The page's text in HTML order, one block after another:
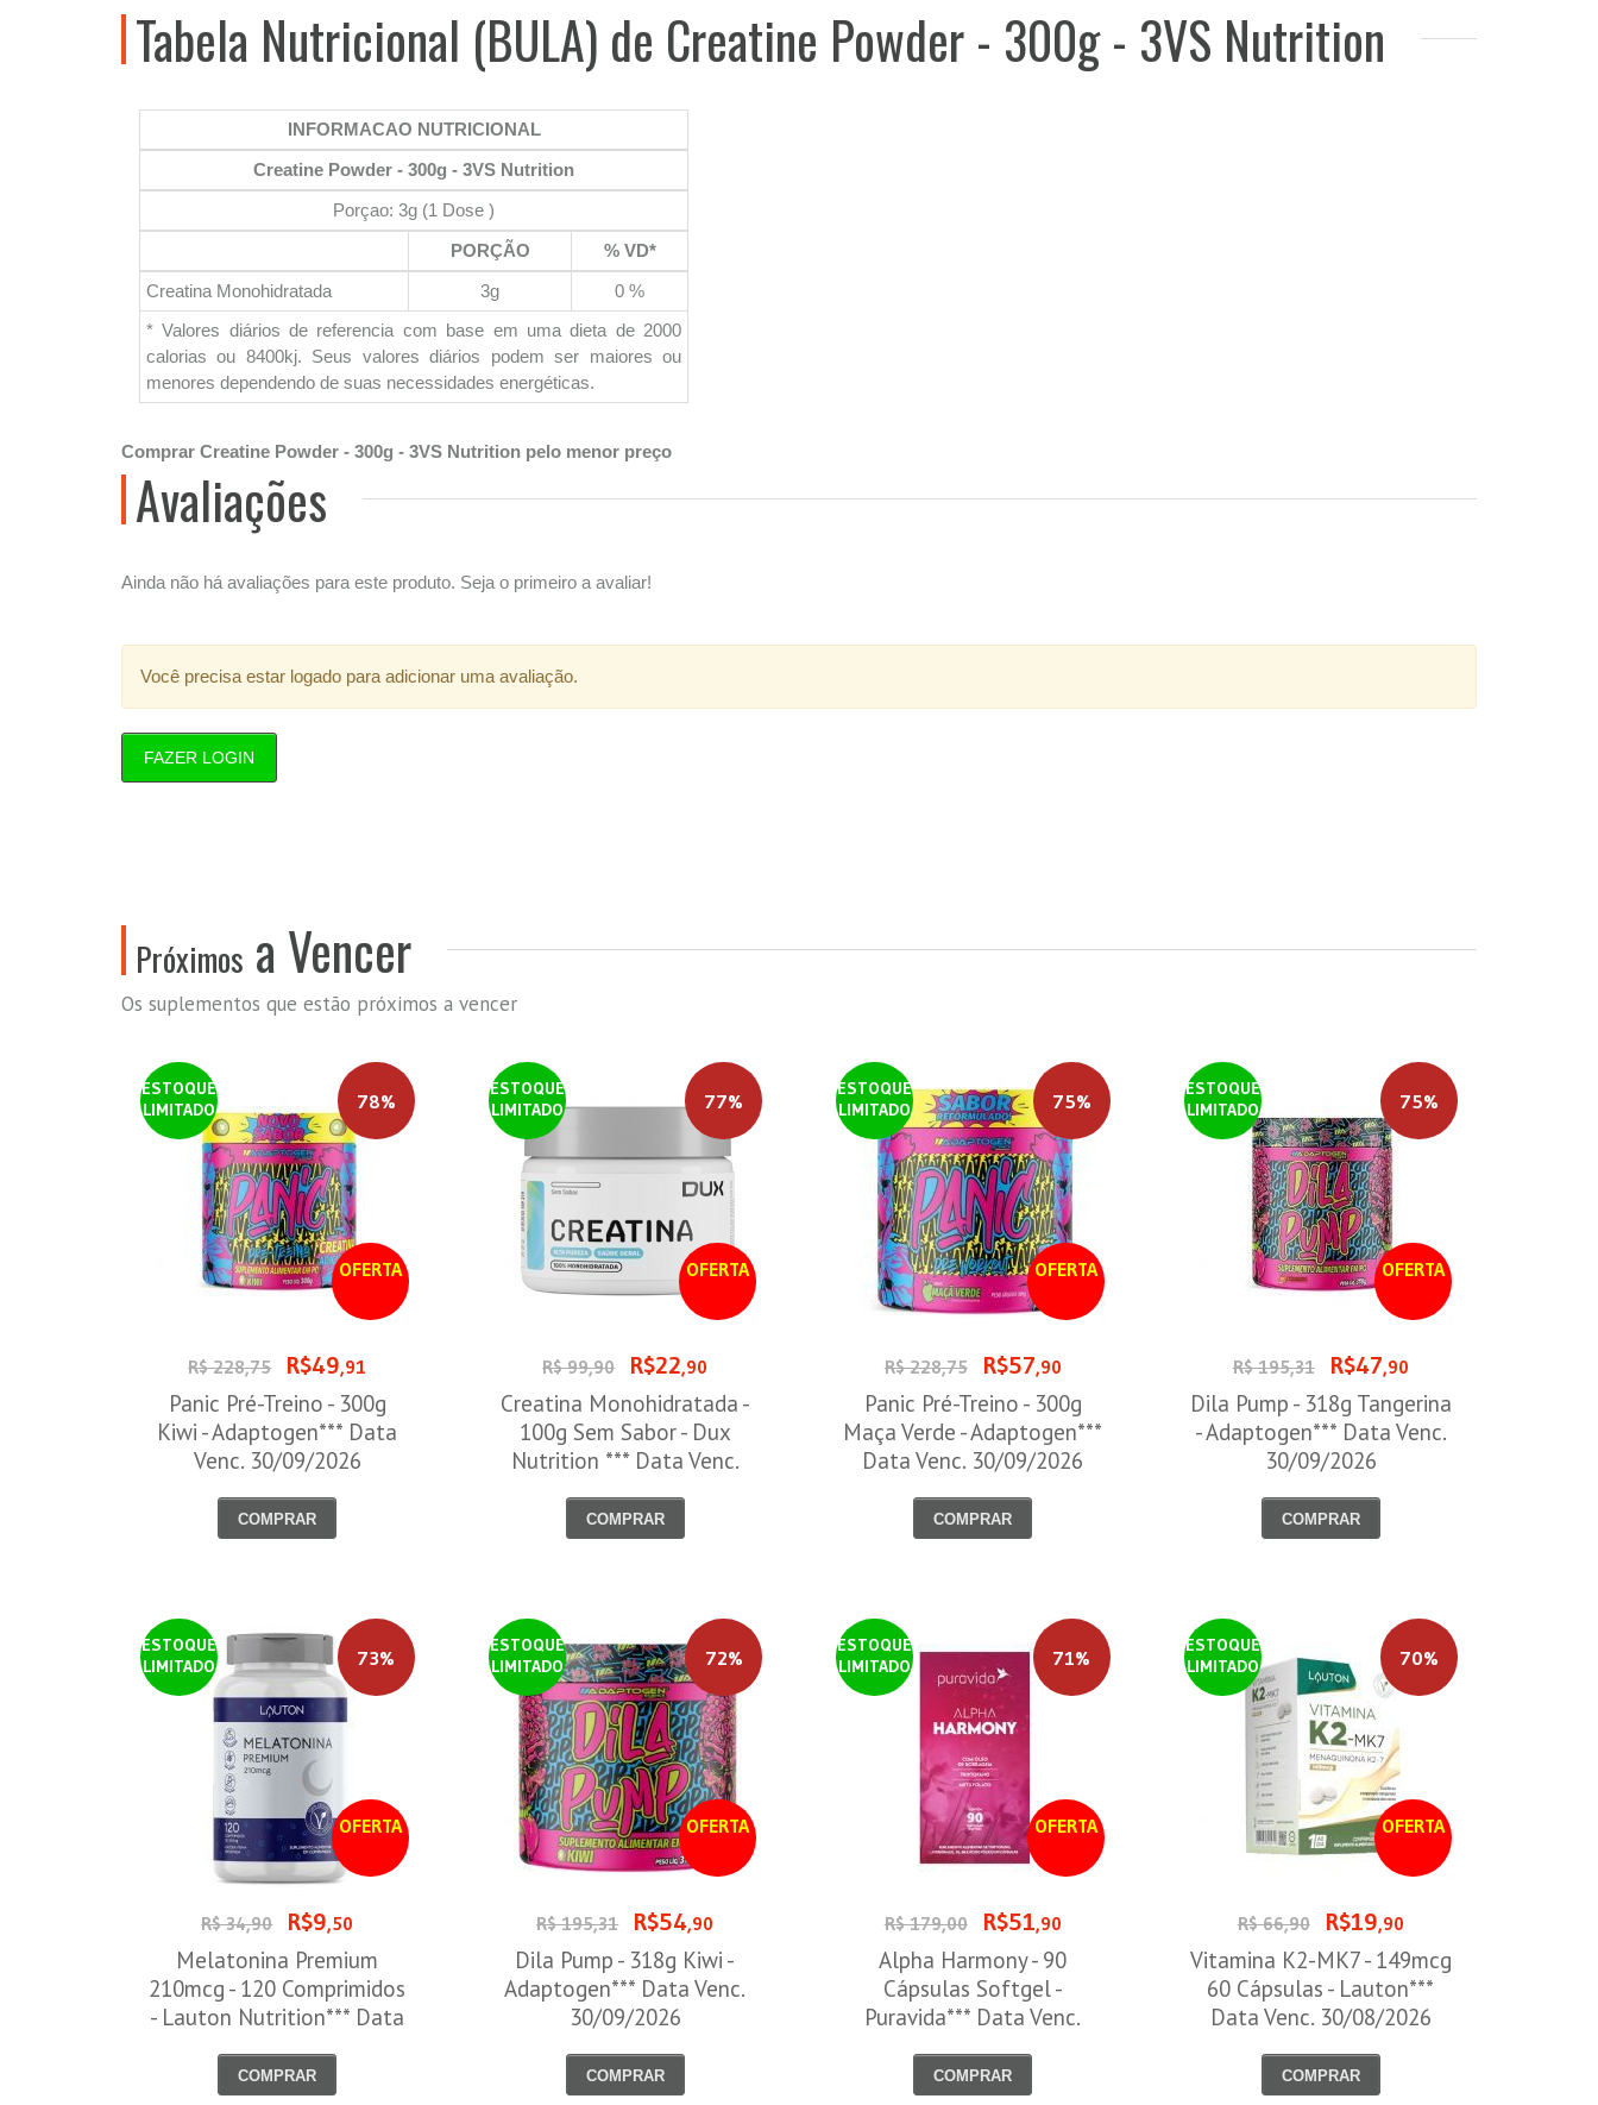
Tabela Nutricional (BULA) de Creatine Powder - 300g - 3VS Nutrition
INFORMACAO NUTRICIONAL
Creatine Powder - 300g - 3VS Nutrition
Porçao: 3g (1 Dose )
PORÇÃO
% VD*
Creatina Monohidratada
3g
0 %
* Valores diários de referencia com base em uma dieta de 2000
calorias ou 8400kj. Seus valores diários podem ser maiores ou
menores dependendo de suas necessidades energéticas.
Comprar Creatine Powder - 300g - 3VS Nutrition pelo menor preço
Avaliações
Ainda não há avaliações para este produto. Seja o primeiro a avaliar!
Você precisa estar logado para adicionar uma avaliação.
FAZER LOGIN
Próximos a Vencer
Os suplementos que estão próximos a vencer
ESTOQUE
LIMITADO
OFERTA
78%
R$ 228,75 R$49,91
Panic Pré-Treino - 300g
Kiwi - Adaptogen*** Data
Venc. 30/09/2026
COMPRAR
ESTOQUE
LIMITADO
OFERTA
77%
R$ 99,90 R$22,90
Creatina Monohidratada -
100g Sem Sabor - Dux
Nutrition *** Data Venc.
COMPRAR
ESTOQUE
LIMITADO
OFERTA
75%
R$ 228,75 R$57,90
Panic Pré-Treino - 300g
Maça Verde - Adaptogen***
Data Venc. 30/09/2026
COMPRAR
ESTOQUE
LIMITADO
OFERTA
75%
R$ 195,31 R$47,90
Dila Pump - 318g Tangerina
- Adaptogen*** Data Venc.
30/09/2026
COMPRAR
ESTOQUE
LIMITADO
OFERTA
73%
R$ 34,90 R$9,50
Melatonina Premium
210mcg - 120 Comprimidos
- Lauton Nutrition*** Data
COMPRAR
ESTOQUE
LIMITADO
OFERTA
72%
R$ 195,31 R$54,90
Dila Pump - 318g Kiwi -
Adaptogen*** Data Venc.
30/09/2026
COMPRAR
ESTOQUE
LIMITADO
OFERTA
71%
R$ 179,00 R$51,90
Alpha Harmony - 90
Cápsulas Softgel -
Puravida*** Data Venc.
COMPRAR
ESTOQUE
LIMITADO
OFERTA
70%
R$ 66,90 R$19,90
Vitamina K2-MK7 - 149mcg
60 Cápsulas - Lauton***
Data Venc. 30/08/2026
COMPRAR